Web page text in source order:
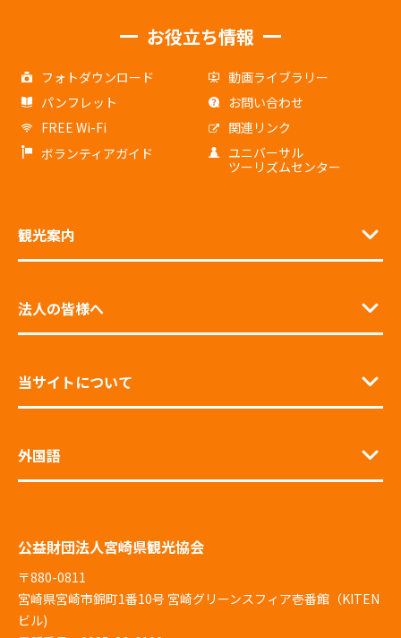
お役立ち情報
フォトダウンロード
動画ライブラリー
パンフレット
お問い合わせ
FREE Wi-Fi
関連リンク
ボランティアガイド
ユニバーサル
ツーリズムセンター
観光案内
法人の皆様へ
当サイトについて
外国語
公益財団法人宮崎県観光協会
〒880-0811
宮崎県宮崎市錦町1番10号 宮崎グリーンスフィア壱番館（KITEN
ビル)